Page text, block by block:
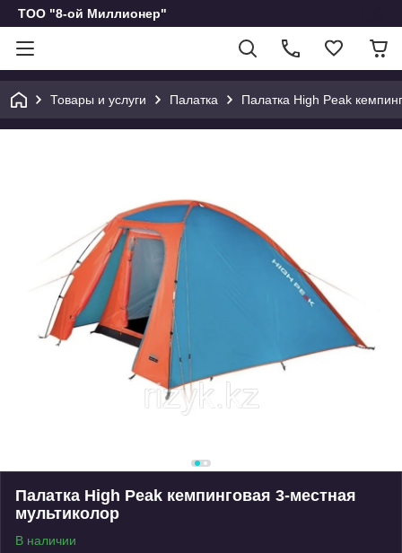
ТОО "8-ой Миллионер"
Товары и услуги Палатка Палатка High Peak
Палатка High Peak кемпинговая 3-местная
мультиколор
В наличии